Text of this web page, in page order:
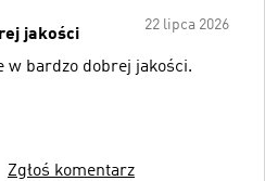
22 lipca 2026
jakości
w bardzo dobrej jakości.
Zgłoś komentarz